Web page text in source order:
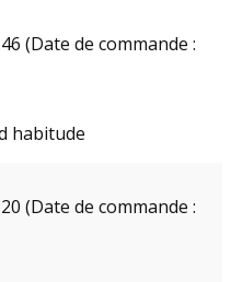
(Date de commande :
habitude
(Date de commande :